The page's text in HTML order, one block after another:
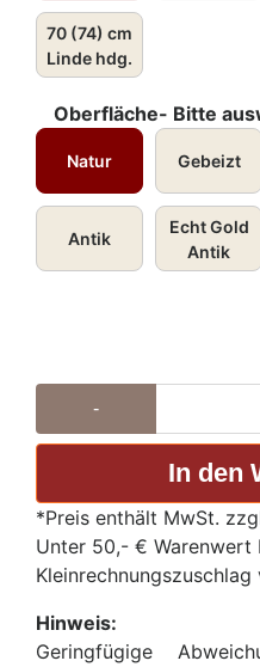
70 (74) cm
Linde hdg.
Oberfläche- Bitte
Natur Gebeizt
Antik
Echt Gold
Antik
-
*Preis enthält MwSt.
Unter 50,- € Warenwert
Hinweis:
Geringfügige